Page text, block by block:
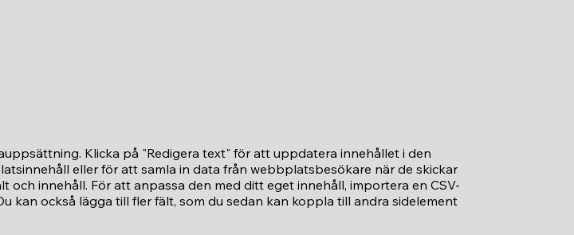
Klicka på "Redigera text" för att uppdatera innehållet i den
eller för att samla in data från webbplatsbesökare när de skickar
och innehåll. För att anpassa den med ditt eget innehåll, importera en CSV-
kan också lägga till fler fält, som du sedan kan koppla till andra sidelement